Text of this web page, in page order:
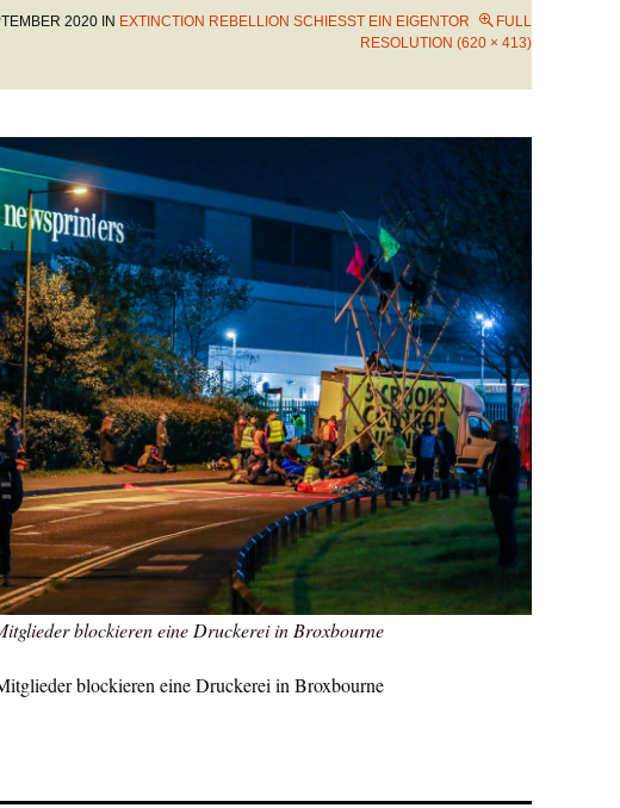
2020 IN EXTINCTION REBELLION SCHIESST EIN EIGENTOR
FULL
RESOLUTION (620 × 413)
blockieren eine Druckerei in Broxbourne
blockieren eine Druckerei in Broxbourne